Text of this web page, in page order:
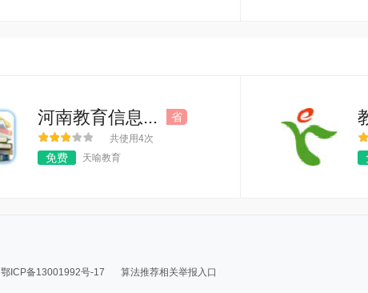
河南教育信息... 省
共使用4次
免费 天喻教育
鄂ICP备13001992号-17 算法推荐相关举报入口